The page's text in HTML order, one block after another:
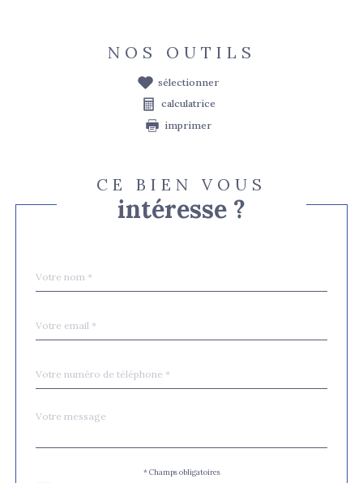
NOS OUTILS
sélectionner
calculatrice
imprimer
CE BIEN VOUS
intéresse ?
par
*
*
*
Fieldset
Message
*
* Champs obligatoires